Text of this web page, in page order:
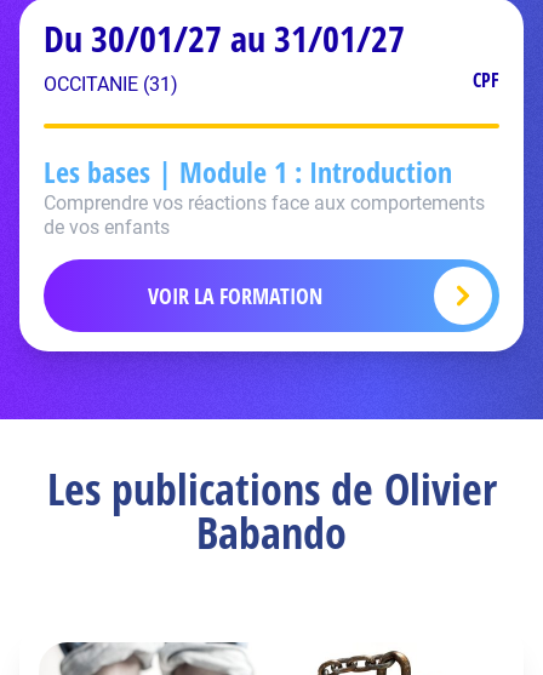
Du 30/01/27 au 31/01/27
OCCITANIE (31) CPF
Les bases | Module 1 : Introduction
Comprendre vos réactions face aux comportements
de vos enfants
VOIR LA FORMATION
Les publications de Olivier
Babando